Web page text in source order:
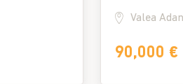
Valea
90,000 €